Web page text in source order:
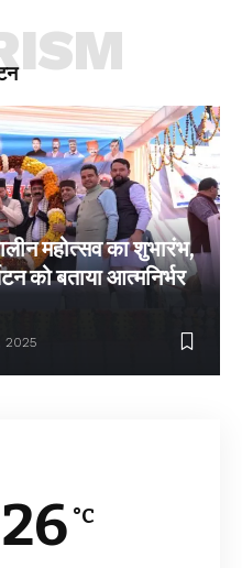
महोत्सव का शुभारंभ,
को बताया आत्मनिर्भर
2025
26 °C